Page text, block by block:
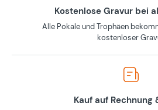
Kostenlose Gravur bei
Alle Pokale und Trophäen
kostenloser
Kauf auf Rechnung